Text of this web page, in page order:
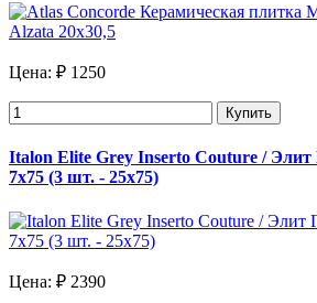
Цена: ₽ 1250
Купить
Italon Elite Grey Inserto Couture /
7x75 (3 шт. - 25x75)
Цена: ₽ 2390